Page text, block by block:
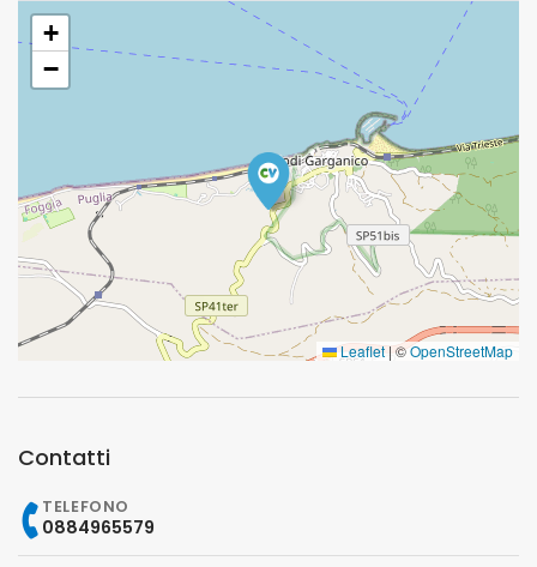
+
−
Leaflet |©OpenStreetMap
Contatti
TELEFONO
0884965579